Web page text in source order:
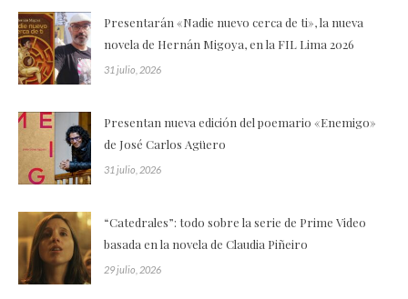
Presentarán «Nadie nuevo cerca de ti», la nueva
novela de Hernán Migoya, en la FIL Lima 2026
31 julio, 2026
Presentan nueva edición del poemario «Enemigo»
de José Carlos Agüero
31 julio, 2026
“Catedrales”: todo sobre la serie de Prime Video
basada en la novela de Claudia Piñeiro
29 julio, 2026